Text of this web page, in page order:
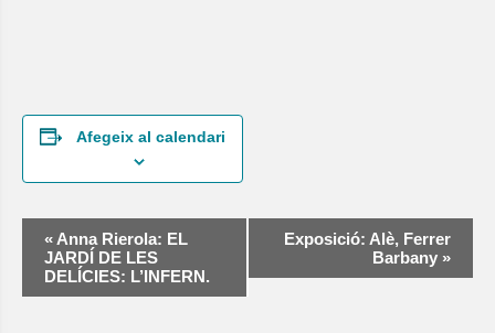
Afegeix al calendari
d'Esdeveniment
« Anna Rierola: EL
JARDÍ DE LES
DELÍCIES: L’INFERN.
Exposició: Alè, Ferrer
Barbany »